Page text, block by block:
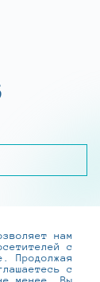
0-260 нам
с
Продолжая
с